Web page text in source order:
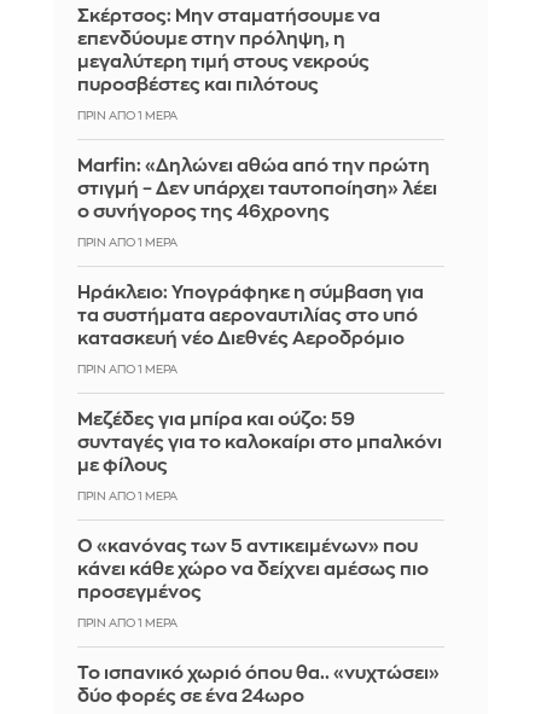
Σκέρτσος: Μην σταματήσουμε να
επενδύουμε στην πρόληψη, η
μεγαλύτερη τιμή στους νεκρούς
πυροσβέστες και πιλότους
ΠΡΙΝ ΑΠΌ 1 ΜΈΡΑ
Marfin: «Δηλώνει αθώα από την πρώτη
στιγμή – Δεν υπάρχει ταυτοποίηση» λέει
ο συνήγορος της 46χρονης
ΠΡΙΝ ΑΠΌ 1 ΜΈΡΑ
Ηράκλειο: Υπογράφηκε η σύμβαση για
τα συστήματα αεροναυτιλίας στο υπό
κατασκευή νέο Διεθνές Αεροδρόμιο
ΠΡΙΝ ΑΠΌ 1 ΜΈΡΑ
Μεζέδες για μπίρα και ούζο: 59
συνταγές για το καλοκαίρι στο μπαλκόνι
με φίλους
ΠΡΙΝ ΑΠΌ 1 ΜΈΡΑ
Ο «κανόνας των 5 αντικειμένων» που
κάνει κάθε χώρο να δείχνει αμέσως πιο
προσεγμένος
ΠΡΙΝ ΑΠΌ 1 ΜΈΡΑ
Το ισπανικό χωριό όπου θα.. «νυχτώσει»
δύο φορές σε ένα 24ωρο